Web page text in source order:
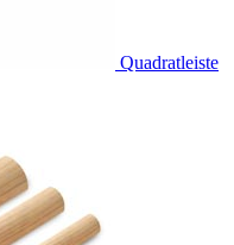
Quadratleiste